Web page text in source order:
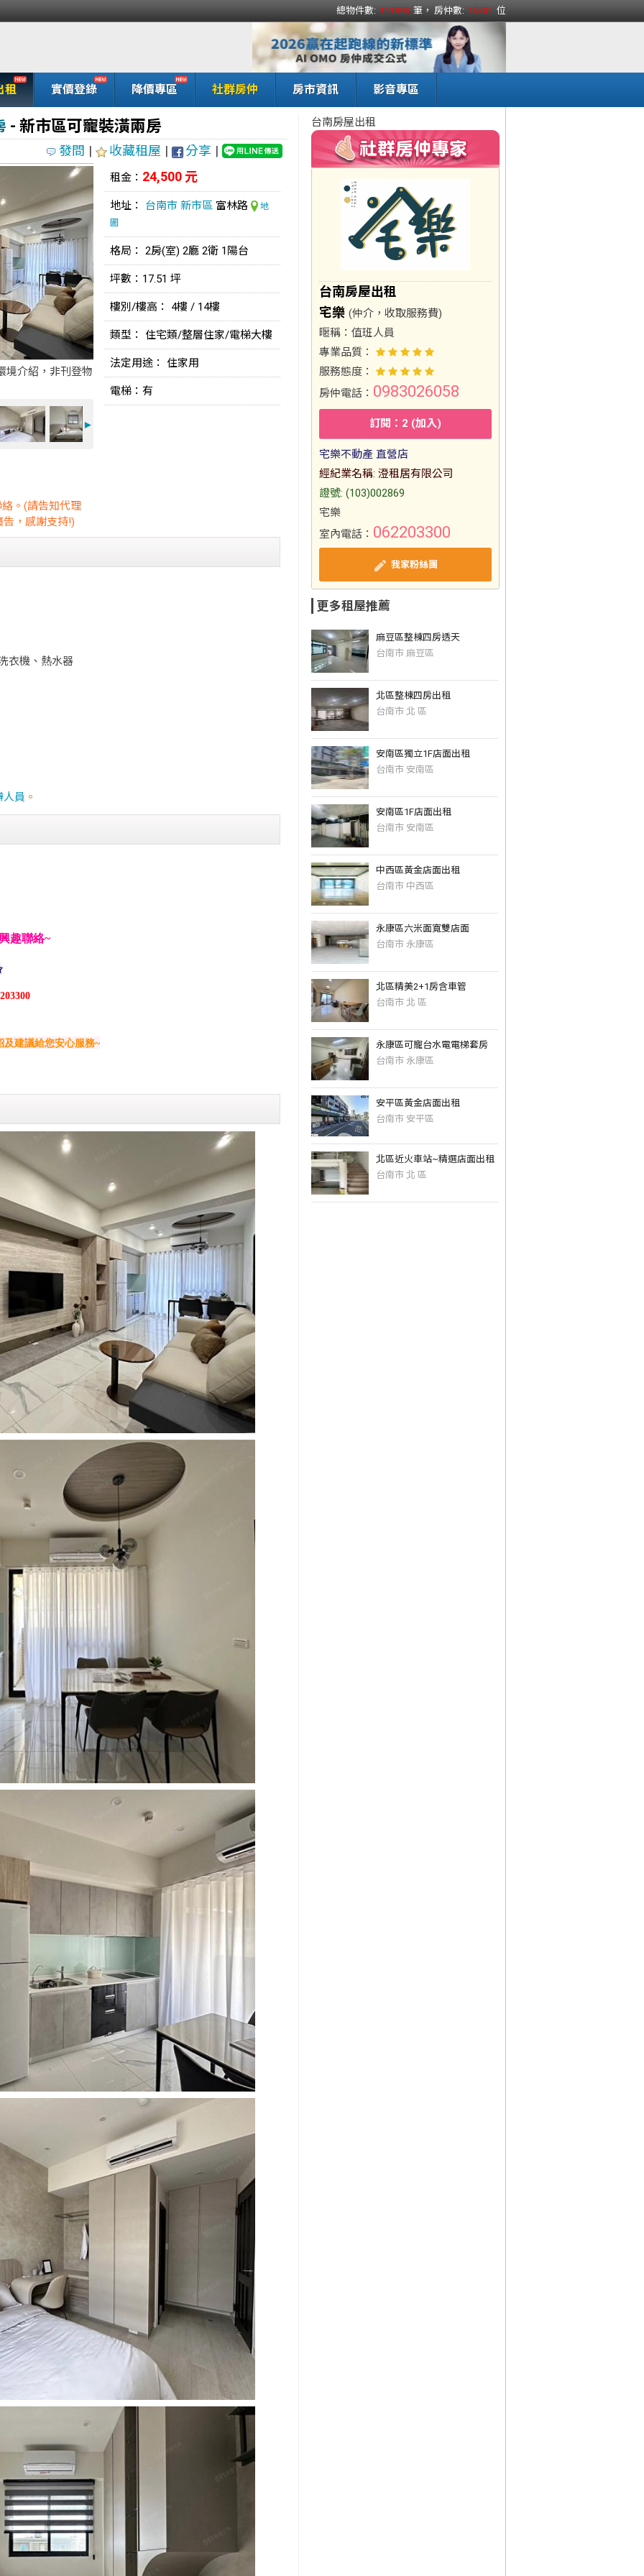
總物件數: 111993 筆， 房仲數: 15331 位
租 實價登錄 降價專區 社群房仲 房市資訊 影音專區
- 新市區可寵裝潢兩房
發問 | 收藏租屋 | 分享 |
境介紹，非刊登物
►
。(請告知代理
，感謝支持!)
租金： 24,500 元
地址： 台南市 新市區 富林路
地
圖
格局： 2房(室) 2廳 2衛 1陽台
坪數：17.51 坪
樓別/樓高： 4樓 / 14樓
類型： 住宅類/整層住家/電梯大樓
法定用途： 住家用
電梯：有
衣機、熱水器
人員 。
台南房屋出租
台南房屋出租
宅樂 (仲介，收取服務費)
暱稱： 值班人員
專業品質：
服務態度：
房仲電話： 0983026058
訂閱：2 (加入)
宅樂不動產 直營店
經紀業名稱: 澄租居有限公司
證號: (103)002869
宅樂
室內電話： 062203300
我家粉絲團
更多租屋推薦
麻豆區整棟四房透天
台南市 麻豆區
北區整棟四房出租
台南市 北 區
安南區獨立1F店面出租
台南市 安南區
安南區1F店面出租
台南市 安南區
中西區黃金店面出租
台南市 中西區
永康區六米面寬雙店面
台南市 永康區
北區精美2+1房含車管
台南市 北 區
永康區可寵台水電電梯套房
台南市 永康區
安平區黃金店面出租
台南市 安平區
北區近火車站~精選店面出租
台南市 北 區